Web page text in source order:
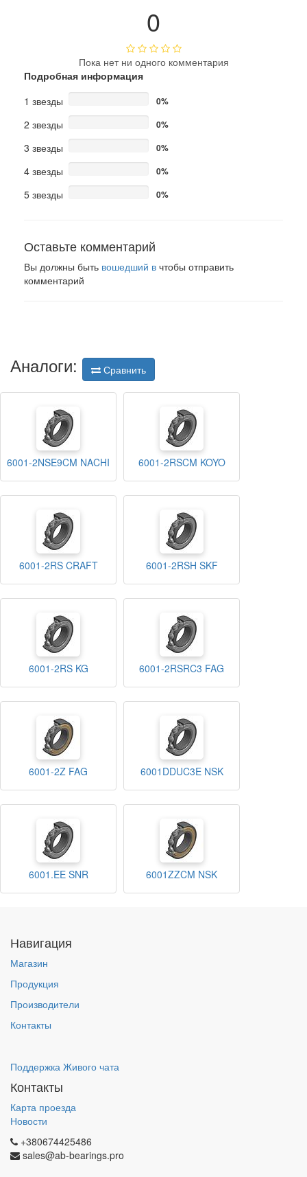
0
Пока нет ни одного комментария
Подробная информация
1 звезды
0%
2 звезды 0%
3 звезды 0%
4 звезды 0%
5 звезды 0%
Оставьте комментарий
Вы должны быть вошедший в чтобы отправить
комментарий
Аналоги: Сравнить
6001-2NSE9CM NACHI 6001-2RSCM KOYO
6001-2RS CRAFT 6001-2RSH SKF
6001-2RS KG 6001-2RSRC3 FAG
6001-2Z FAG 6001DDUC3E NSK
6001.EE SNR 6001ZZCM NSK
Навигация
Магазин
Продукция
Производители
Контакты
Поддержка Живого чата
Контакты
Карта проезда
Новости
+380674425486
sales@ab-bearings.pro